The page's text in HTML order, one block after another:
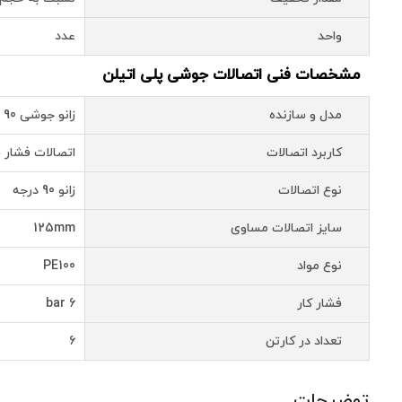
واحد عدد
مشخصات فنی اتصالات جوشی پلی اتیلن
مدل و سازنده زانو جوشی 90 درجه سایز 125 پلــی ران
کاربرد اتصالات اتصالات
نوع اتصالات زانو 90 درجه
سایز اتصالات مساوی 125mm
نوع مواد PE100
فشار کار 6 bar
تعداد در کارتن 6